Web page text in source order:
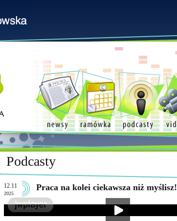
Podcasty
12.11
2025
Praca na kolei ciekawsza niż myślisz!